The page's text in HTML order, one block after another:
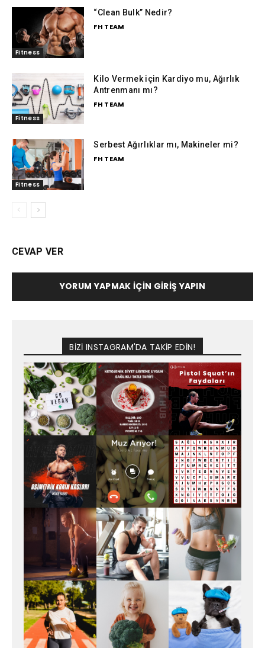
Fitness
“Clean Bulk” Nedir?
FH TEAM
Fitness
Kilo Vermek için Kardiyo mu, Ağırlık
Antrenmanı mı?
FH TEAM
Fitness
Serbest Ağırlıklar mı, Makineler mi?
FH TEAM
CEVAP VER
YORUM YAPMAK İÇIN GIRIŞ YAPIN
BİZİ INSTAGRAM'DA TAKİP EDİN!